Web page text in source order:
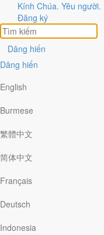
Kính Chúa. Yêu người.
Đăng ký
Dâng hiến
Dâng hiến
English
Burmese
繁體中文
简体中文
Français
Deutsch
Indonesia
SỰ
RÚT